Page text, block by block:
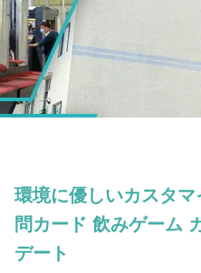
環境に優しいカスタ
問カード 飲みゲーム
デート